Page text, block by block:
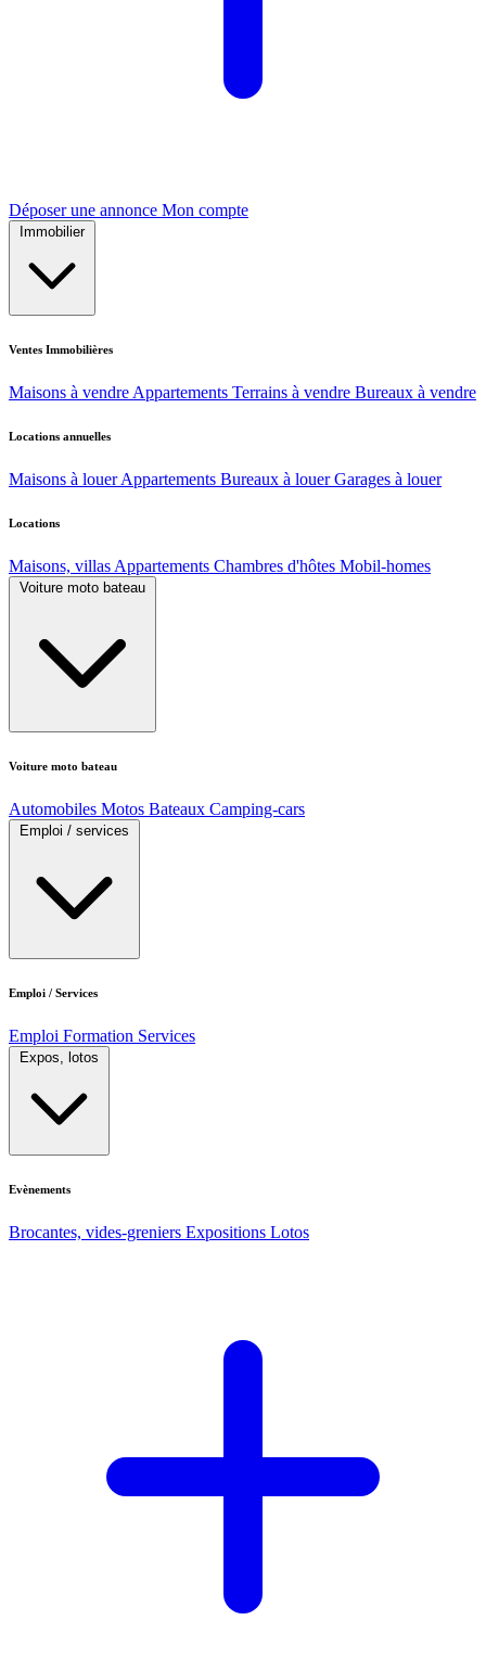
Déposer une annonce Mon compte
Immobilier
Ventes Immobilières
Maisons à vendre Appartements Terrains à vendre Bureaux à vendre
Locations annuelles
Maisons à louer Appartements Bureaux à louer Garages à louer
Locations
Maisons, villas Appartements Chambres d'hôtes Mobil-homes
Voiture moto bateau
Voiture moto bateau
Automobiles Motos Bateaux Camping-cars
Emploi / services
Emploi / Services
Emploi Formation Services
Expos, lotos
Evènements
Brocantes, vides-greniers Expositions Lotos